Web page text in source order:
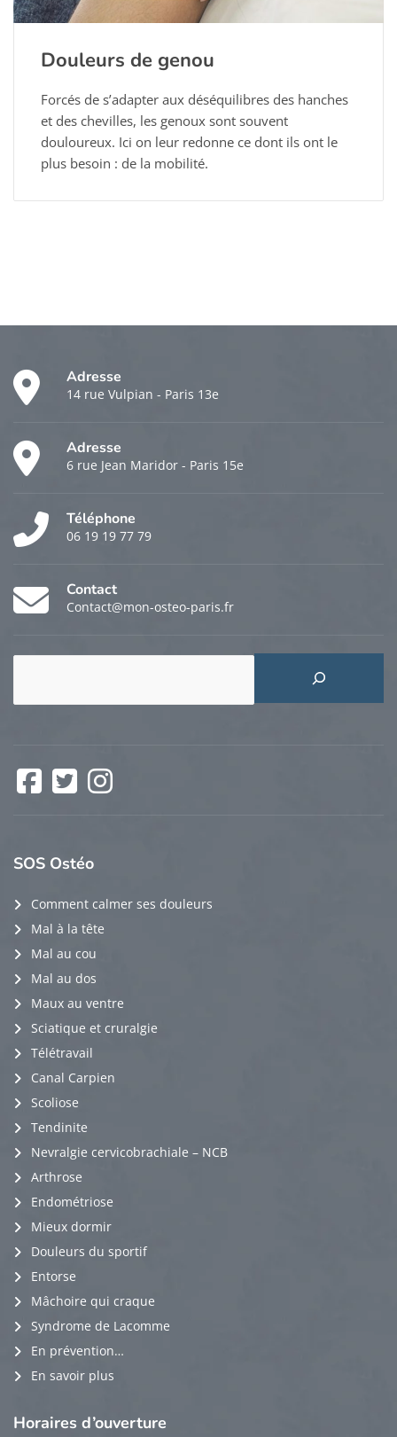
Douleurs de genou
Forcés de s’adapter aux déséquilibres des hanches
et des chevilles, les genoux sont souvent
douloureux. Ici on leur redonne ce dont ils ont le
plus besoin : de la mobilité.
Adresse
14 rue Vulpian - Paris 13e
Adresse
6 rue Jean Maridor - Paris 15e
Téléphone
06 19 19 77 79
Contact
Contact@mon-osteo-paris.fr
Facebook
SOS Ostéo
Comment calmer ses douleurs
Mal à la tête
Mal au cou
Mal au dos
Maux au ventre
Sciatique et cruralgie
Télétravail
Canal Carpien
Scoliose
Tendinite
Nevralgie cervicobrachiale – NCB
Arthrose
Endométriose
Mieux dormir
Douleurs du sportif
Entorse
Mâchoire qui craque
Syndrome de Lacomme
En prévention…
En savoir plus
Horaires d’ouverture